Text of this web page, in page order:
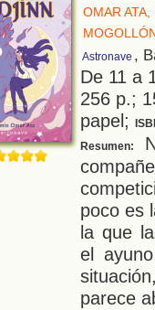
OMAR ATA,
Astronave ,
De 11 a
256 p.;
papel;
Resumen:
poco es
la que
el
parece